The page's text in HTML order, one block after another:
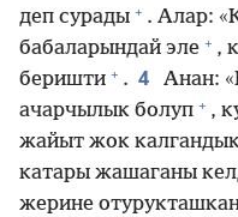
деп сурады + . Алар:
бабаларындай эле + ,
беришти + . 4
Анан:
ачарчылык болуп + ,
жайыт жок
катары жашаганы
жерине